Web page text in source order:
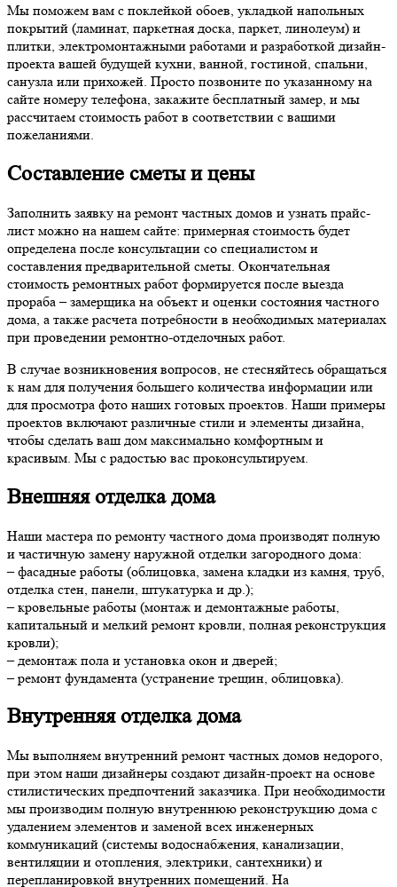
Мы поможем вам с поклейкой обоев, укладкой напольных
покрытий (ламинат, паркетная доска, паркет, линолеум) и
плитки, электромонтажными работами и разработкой дизайн-
проекта вашей будущей кухни, ванной, гостиной, спальни,
санузла или прихожей. Просто позвоните по указанному на
сайте номеру телефона, закажите бесплатный замер, и мы
рассчитаем стоимость работ в соответствии с вашими
пожеланиями.
Составление сметы и цены
Заполнить заявку на ремонт частных домов и узнать прайс-
лист можно на нашем сайте: примерная стоимость будет
определена после консультации со специалистом и
составления предварительной сметы. Окончательная
стоимость ремонтных работ формируется после выезда
прораба – замерщика на объект и оценки состояния частного
дома, а также расчета потребности в необходимых материалах
при проведении ремонтно-отделочных работ.
В случае возникновения вопросов, не стесняйтесь обращаться
к нам для получения большего количества информации или
для просмотра фото наших готовых проектов. Наши примеры
проектов включают различные стили и элементы дизайна,
чтобы сделать ваш дом максимально комфортным и
красивым. Мы с радостью вас проконсультируем.
Внешняя отделка дома
Наши мастера по ремонту частного дома производят полную
и частичную замену наружной отделки загородного дома:
– фасадные работы (облицовка, замена кладки из камня, труб,
отделка стен, панели, штукатурка и др.);
– кровельные работы (монтаж и демонтажные работы,
капитальный и мелкий ремонт кровли, полная реконструкция
кровли);
– демонтаж пола и установка окон и дверей;
– ремонт фундамента (устранение трещин, облицовка).
Внутренняя отделка дома
Мы выполняем внутренний ремонт частных домов недорого,
при этом наши дизайнеры создают дизайн-проект на основе
стилистических предпочтений заказчика. При необходимости
мы производим полную внутреннюю реконструкцию дома с
удалением элементов и заменой всех инженерных
коммуникаций (системы водоснабжения, канализации,
вентиляции и отопления, электрики, сантехники) и
перепланировкой внутренних помещений. На